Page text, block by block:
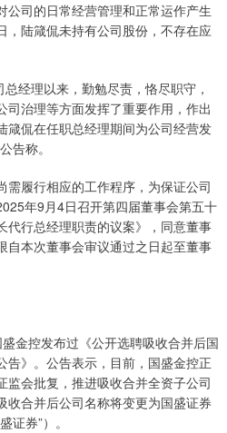
公司的日常经营管理和正常运作产生
，陆箴侃未持有公司股份，不存在应
经理以来，勤勉尽责，恪尽职守，
司治理等方面发挥了重要作用，作出
箴侃在任职总经理期间为公司经营发
告称。
需履行相应的工作程序，为保证公司
年9月4日召开第四届董事会第五十
代行总经理职责的议案》，同意董事
自本次董事会审议通过之日起至董事
金控发布过《公开选聘吸收合并后国
告》。公告表示，目前，国盛金控正
监会批复，推进吸收合并全资子公司
收合并后公司名称将变更为国盛证券
证券”）。